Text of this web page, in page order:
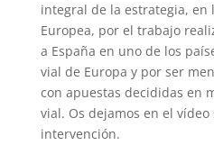
integral de la estrategia, en
Europea, por el trabajo
a España en uno de los
vial de Europa y por ser
con apuestas decididas en
vial. Os dejamos en el
intervención.